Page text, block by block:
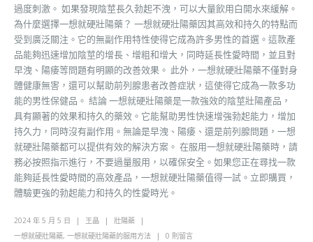
過度刺激。 如果發現陰莖長久勃起不洩，可以大量飲用白開水來緩解。
為什麼選擇一想就硬壯陽藥？ 一想就硬壯陽藥因其高效和持久的特點而
受到廣泛關注。它的無副作用特性使得它成為許多男性的首選。這款產
品能夠迅速增加陰莖的增長、增粗和增大，同時延長性愛時間，並且對
早洩、陽痿等問題有明顯的改善效果。 此外，一想就硬壯陽藥不僅對身
體健康無害，還可以幫助前列腺患者改善症狀，這使得它成為一款多功
能的男性保健品。 結論 一想就硬壯陽藥是一款強效的陰莖壯陽產品，
具有顯著的效果和持久的藥效。它能幫助男性快速增強勃起能力，增加
持久力，同時沒有副作用。無論是早洩、陽痿、還是前列腺問題，一想
就硬壯陽藥都可以提供有效的解決方案。 在服用一想就硬壯陽藥時，請
務必按照指示進行，不要過量服用，以確保安全。如果您正在尋找一款
能夠延長性愛時間的高效產品，一想就硬壯陽藥值得一試。立即購買，
體驗更強的勃起能力和持久的性愛時光。
2024 年 5 月 5 日 王晶
壯陽藥
一想就硬壯陽藥, 一想就硬壯陽藥的服用方法 0 則留言